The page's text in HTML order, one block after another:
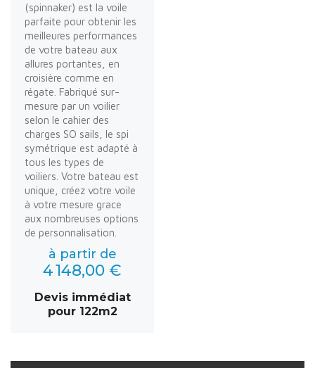
(spinnaker) est la voile
parfaite pour obtenir les
meilleures performances
de votre bateau aux
allures portantes, en
croisière comme en
régate. Fabriqué sur-
mesure par un voilier
selon le cahier des
charges SO sails, le spi
symétrique est adapté à
tous les types de
voiliers. Votre bateau est
unique, créez votre voile
à votre mesure grace
aux nombreuses options
de personnalisation.
à partir de
4 148,00 €
Devis immédiat
pour 122m2